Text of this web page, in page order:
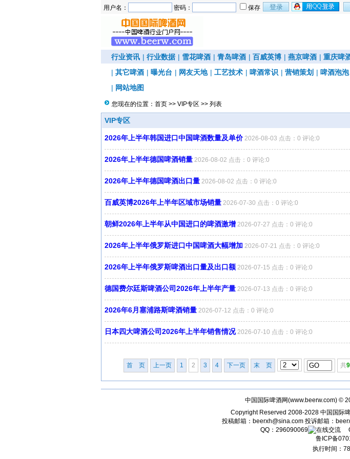
用户名： 密码： 保存
行业资讯 | 行业数据 | 雪花啤酒 | 青岛啤酒 | 百威英博 | 燕京啤酒 | 重庆啤
| 其它啤酒 | 曝光台 | 网友天地 | 工艺技术 | 啤酒常识 | 营销策划 | 啤酒泡泡
| 网站地图
您现在的位置： 首页 >> VIP专区 >> 列表
VIP专区
2026年上半年韩国进口中国啤酒数量及单价 2026-08-03 点击：0 评论:0
2026年上半年德国啤酒销量 2026-08-02 点击：0 评论:0
2026年上半年德国啤酒出口量 2026-08-02 点击：0 评论:0
百威英博2026年上半年区域市场销量 2026-07-30 点击：0 评论:0
朝鲜2026年上半年从中国进口的啤酒激增 2026-07-27 点击：0 评论:0
2026年上半年俄罗斯进口中国啤酒大幅增加 2026-07-21 点击：0 评论:0
2026年上半年俄罗斯啤酒出口量及出口额 2026-07-15 点击：0 评论:0
德国费尔廷斯啤酒公司2026年上半年产量 2026-07-13 点击：0 评论:0
2026年6月塞浦路斯啤酒销量 2026-07-12 点击：0 评论:0
日本四大啤酒公司2026年上半年销售情况 2026-07-10 点击：0 评论:0
首 页 上一页 1 2 3 4 下一页 末 页 共
中国国际啤酒网(www.beerw.com) ©
Copyright Reserved 2008-2028 中国国际
投稿邮箱： beerxh@sina.com投诉邮箱：
QQ： 296090069
鲁ICP备
执行时间：